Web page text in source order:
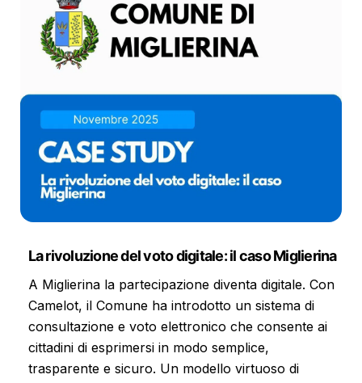
La rivoluzione del voto digitale: il caso Miglierina
A Miglierina la partecipazione diventa digitale. Con
Camelot, il Comune ha introdotto un sistema di
consultazione e voto elettronico che consente ai
cittadini di esprimersi in modo semplice,
trasparente e sicuro. Un modello virtuoso di